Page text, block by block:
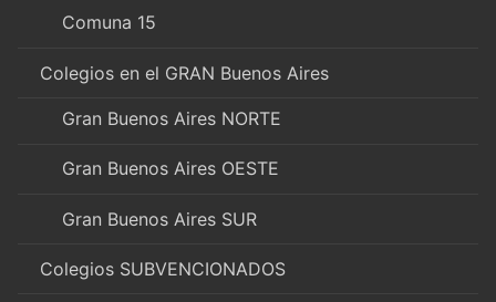
Comuna 15
Colegios en el GRAN Buenos Aires
Gran Buenos Aires NORTE
Gran Buenos Aires OESTE
Gran Buenos Aires SUR
Colegios SUBVENCIONADOS